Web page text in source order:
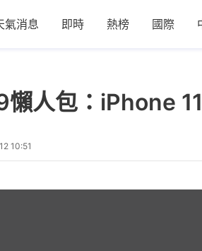
氣消息 即時 熱榜 國際
人包：iPhone
10:51